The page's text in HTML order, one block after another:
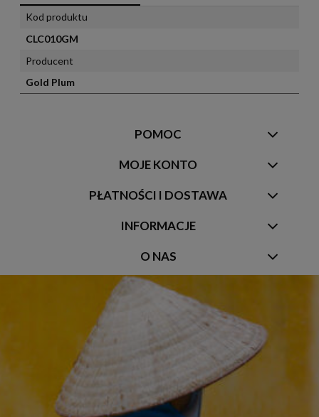
Kod produktu
CLC010GM
Producent
Gold Plum
POMOC
MOJE KONTO
PŁATNOŚCI I DOSTAWA
INFORMACJE
O NAS